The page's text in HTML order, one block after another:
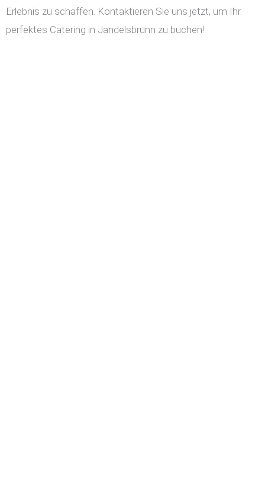
Erlebnis zu schaffen. Kontaktieren Sie uns jetzt, um Ihr
perfektes Catering in Jandelsbrunn zu buchen!